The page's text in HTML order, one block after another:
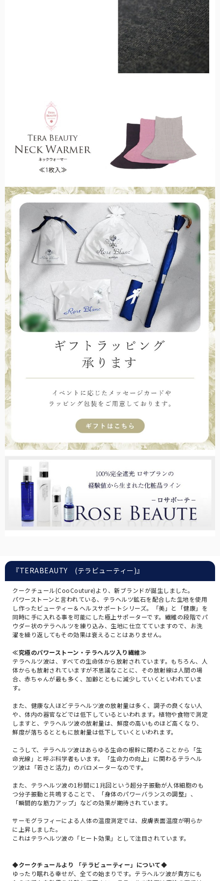
折り畳み日傘のサイズ比較や機能の違いについて解説します。
全ての折りたたみ傘
こちらから全ての折りたたみ傘をご覧頂けます。
ステッキ日傘
中棒がステッキとして分離する、杖と日傘の2way仕様。
長傘：サイズ解説
長傘のサイズについて解説します。
こちらから全ての長傘をご覧頂けます。
日差しや紫外線の悪影響を受けやすいお子様に。
ハットクリップ
クリップ式で帽子が風に飛ばされるのを防止します。
こちらから全ての遮光帽子をご覧頂けます。
『TERABEAUTY (テラビューティー)』
クークチュール(CooCouture)より、新ブランドが誕生しました。
パワーストーンと言われている、テラヘルツ鉱石を配合した生地を使用
し作ったビューティー＆ヘルスサポートシリーズ。「美」と「健康」を
同時に手に入れる事を可能にした極上サポーターです。繊維の段階でパ
ウダー状のテラヘルツを練り込み、生地に仕立てていますので、お洗
濯を繰り返してもその効果は衰えることはありません。
≪究極のパワーストーン・テラヘルツ入り繊維≫
テラヘルツ波は、すべての生命体から放射されています。もちろん、人
体からも放射されていますが不思議なことに、その放射線は人間の場
合、赤ちゃんが最も多く、加齢とともに減少していくといわれていま
す。
また、健康な人ほどテラヘルツ波の放射量は多く、調子の良くない人
や、体内の器官などでは低下しているといわれます。植物や食物で測定
しますと、テラヘルツ波の放射量は、鮮度の高いものほど高くなり、
鮮度が落ちるとともに放射量は低下していくといわれます。
こうして、テラヘルツ波はあらゆる生命の根幹に関わることから「生
命光線」と呼ぶ科学者もいます。「生命力の向上」に関わるテラヘル
ツ波は「若さと活力」のバロメーターなのです。
また、テラヘルツ波の1秒間に1兆回という超分子振動が人体細胞のも
つ分子振動と共鳴することで、「身体のパワーバランスの調整」、
「瞬間的な筋力アップ」などの効果が期待されています。
サーモグラフィーによる人体の温度測定では、皮膚表面温度が明らか
に上昇しました。
これはテラヘルツ波の「ヒート効果」として注目されています。
◆クークチュールより 「テラビューティー」について◆
ゆったり眠れる幸せが、全ての始まりです。テラヘルツ波が貴方にも